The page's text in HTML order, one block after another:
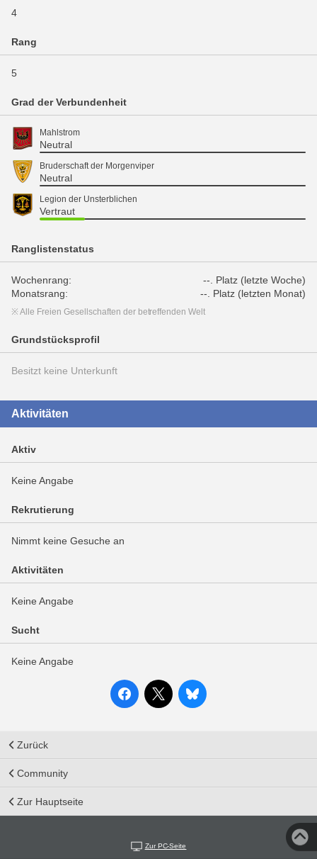
4
Rang
5
Grad der Verbundenheit
Mahlstrom
Neutral
Bruderschaft der Morgenviper
Neutral
Legion der Unsterblichen
Vertraut
Ranglistenstatus
Wochenrang:
--. Platz (letzte Woche)
Monatsrang:
--. Platz (letzten Monat)
※ Alle Freien Gesellschaften der betreffenden Welt
Grundstücksprofil
Besitzt keine Unterkunft
Aktivitäten
Aktiv
Keine Angabe
Rekrutierung
Nimmt keine Gesuche an
Aktivitäten
Keine Angabe
Sucht
Keine Angabe
Zurück
Community
Zur Hauptseite
Zur PC-Seite